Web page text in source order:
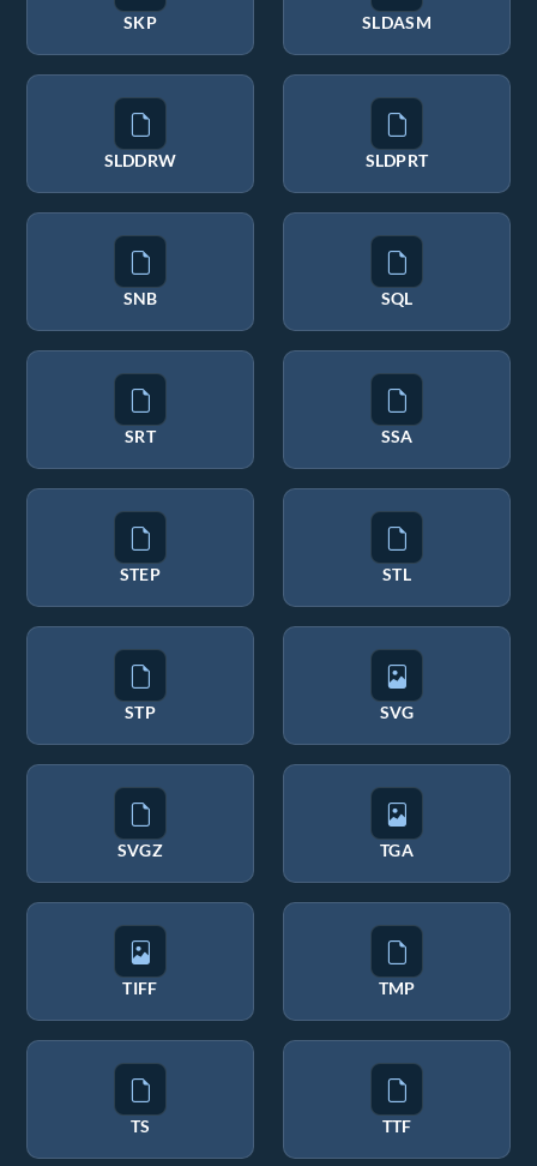
SKP SLDASM
SLDDRW SLDPRT
SNB SQL
SRT SSA
STEP STL
STP SVG
SVGZ TGA
TIFF TMP
TS TTF